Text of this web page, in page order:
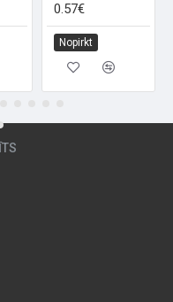
0.57€
Nopirkt